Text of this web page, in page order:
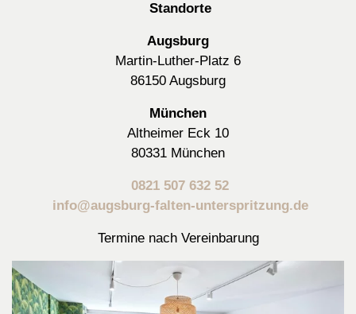
Standorte
Augsburg
Martin-Luther-Platz 6
86150 Augsburg
München
Altheimer Eck 10
80331 München
0821 507 632 52
info@augsburg-falten-unterspritzung.de
Termine nach Vereinbarung